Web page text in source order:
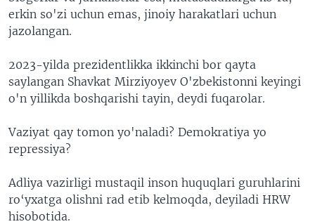
erkin so'zi uchun emas, jinoiy harakatlari uchun
jazolangan.
2023-yilda prezidentlikka ikkinchi bor qayta
saylangan Shavkat Mirziyoyev O'zbekistonni keyingi
o'n yillikda boshqarishi tayin, deydi fuqarolar.
Vaziyat qay tomon yo'naladi? Demokratiya yo
repressiya?
Adliya vazirligi mustaqil inson huquqlari guruhlarini
ro‘yxatga olishni rad etib kelmoqda, deyiladi HRW
hisobotida.